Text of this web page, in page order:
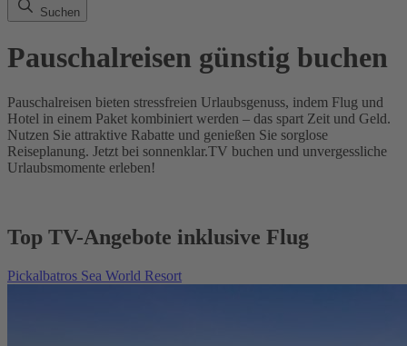
Suchen
Pauschalreisen günstig buchen
Pauschalreisen bieten stressfreien Urlaubsgenuss, indem Flug und
Hotel in einem Paket kombiniert werden – das spart Zeit und Geld.
Nutzen Sie attraktive Rabatte und genießen Sie sorglose
Reiseplanung. Jetzt bei sonnenklar.TV buchen und unvergessliche
Urlaubsmomente erleben!
Top TV-Angebote inklusive Flug
Pickalbatros Sea World Resort